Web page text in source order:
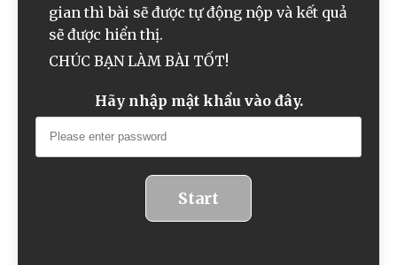
gian thì bài sẽ được tự động nộp và kết quả
sẽ được hiển thị.
CHÚC BẠN LÀM BÀI TỐT!
Hãy nhập mật khẩu vào đây.